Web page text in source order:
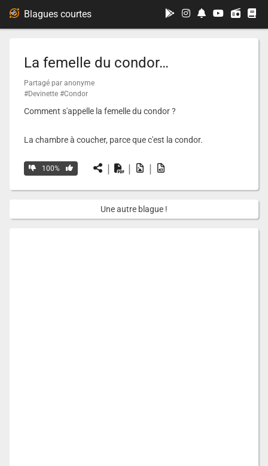
La femelle du condor…
Partagé par anonyme
#Devinette #Condor
Comment s'appelle la femelle du condor ?
La chambre à coucher, parce que c'est la condor.
100% | | |
Une autre blague !
Blagues courtes